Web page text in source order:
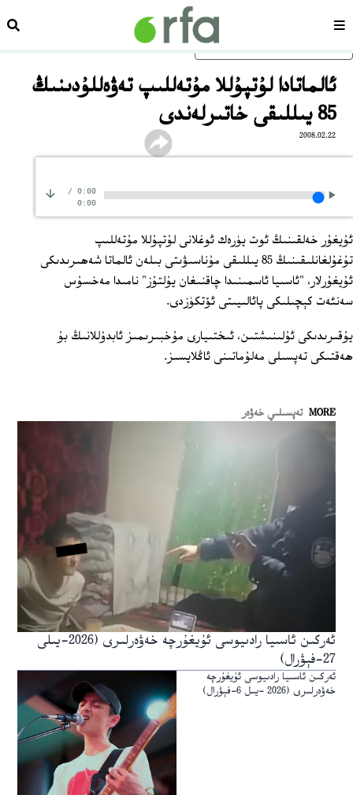
ئاساسلىق مەزمۇنغا ئاتلاڭسەھىپە
ئالماتادا لۇتپۇللا مۇتەللىپ تەۋەللۇدىنىڭ
85 يىللىقى خاتىرلەندى
2008.02.22
0:00
/
0:00
ئۇيغۇر خەلقىنىڭ ئوت يۈرەك ئوغلانى لۇتپۇللا مۇتەللىپ
تۇغۇلغانلىقىنىڭ 85 يىللىقى مۇناسىۋىتى بىلەن ئالماتا شەھىرىدىكى
ئۇيغۇرلار، "ئاسىيا ئاسمىنىدا چاقنىغان يۇلتۇز" نامىدا مەخسۇس
سەنئەت كېچىلىكى پائالىيىتى ئۆتكۈزدى.
يۇقىرىدىكى ئۇلىنىشتىن، ئىختىيارى مۇخبىرىمىز ئابدۇللانىڭ بۇ
ھەقتىكى تەپسىلى مەلۇماتىنى ئاڭلايسىز.
MORE تەپسىلىي خەۋەر
ئەركىن ئاسىيا رادىيوسى ئۇيغۇرچە خەۋەرلىرى (2026-يىلى
27-فېۋرال)
ئەركىن ئاسىيا رادىيوسى ئۇيغۇرچە
خەۋەرلىرى (2026 -يىل 6-فېۋرال)